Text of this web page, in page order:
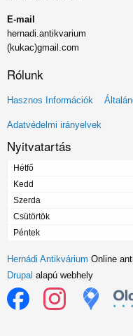
E-mail
hernadi.antikvarium
(kukac)gmail.com
Rólunk
Lábléc
menü
Hasznos Információk
Adatvédelmi irányelvek
Nyitvatartás
Hétfő
Kedd
Szerda
Csütörtök
Péntek
Hernádi Antikvárium Online
Drupal alapú webhely